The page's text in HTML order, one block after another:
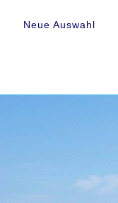
Neue Auswahl